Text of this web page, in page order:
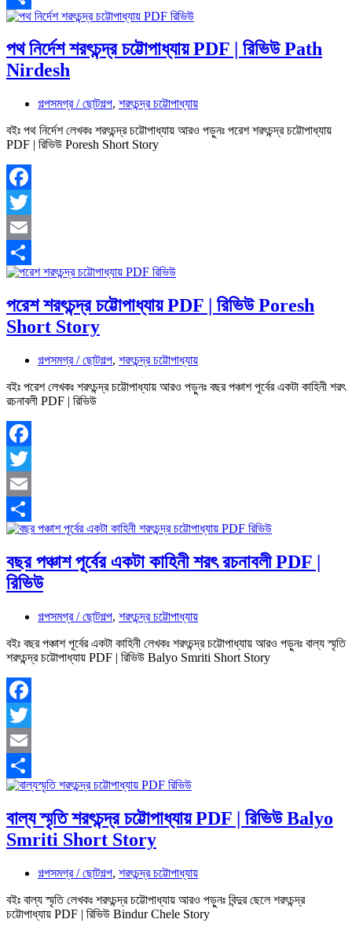
Share
পথ নির্দেশ শরৎচন্দ্র চট্টোপাধ্যায় PDF | রিভিউ Path
Nirdesh
গল্পসমগ্র / ছোটগল্প, শরৎচন্দ্র চট্টোপাধ্যায়
বইঃ পথ নির্দেশ লেখকঃ শরৎচন্দ্র চট্টোপাধ্যায় আরও পড়ুনঃ পরেশ শরৎচন্দ্র চট্টোপাধ্যায়
PDF | রিভিউ Poresh Short Story
Facebook
Twitter
Email
Share
পরেশ শরৎচন্দ্র চট্টোপাধ্যায় PDF | রিভিউ Poresh
Short Story
গল্পসমগ্র / ছোটগল্প, শরৎচন্দ্র চট্টোপাধ্যায়
বইঃ পরেশ লেখকঃ শরৎচন্দ্র চট্টোপাধ্যায় আরও পড়ুনঃ বছর পঞ্চাশ পূর্বের একটা কাহিনী শরৎ
রচনাবলী PDF | রিভিউ
Facebook
Twitter
Email
Share
বছর পঞ্চাশ পূর্বের একটা কাহিনী শরৎ রচনাবলী PDF |
রিভিউ
গল্পসমগ্র / ছোটগল্প, শরৎচন্দ্র চট্টোপাধ্যায়
বইঃ বছর পঞ্চাশ পূর্বের একটা কাহিনী লেখকঃ শরৎচন্দ্র চট্টোপাধ্যায় আরও পড়ুনঃ বাল্য স্মৃতি
শরৎচন্দ্র চট্টোপাধ্যায় PDF | রিভিউ Balyo Smriti Short Story
Facebook
Twitter
Email
Share
বাল্য স্মৃতি শরৎচন্দ্র চট্টোপাধ্যায় PDF | রিভিউ Balyo
Smriti Short Story
গল্পসমগ্র / ছোটগল্প, শরৎচন্দ্র চট্টোপাধ্যায়
বইঃ বাল্য স্মৃতি লেখকঃ শরৎচন্দ্র চট্টোপাধ্যায় আরও পড়ুনঃ বিন্দুর ছেলে শরৎচন্দ্র
চট্টোপাধ্যায় PDF | রিভিউ Bindur Chele Story